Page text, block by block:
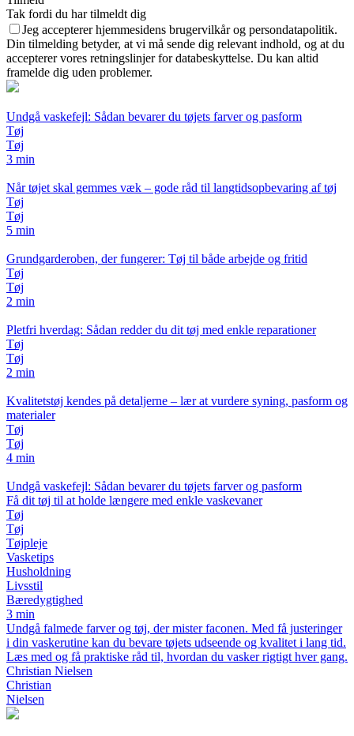
Tak fordi du har tilmeldt dig
Jeg accepterer hjemmesidens brugervilkår og persondatapolitik.
Din tilmelding betyder, at vi må sende dig relevant indhold, og at du
accepterer vores retningslinjer for databeskyttelse. Du kan altid
framelde dig uden problemer.
Undgå vaskefejl: Sådan bevarer du tøjets farver og pasform
Tøj
Tøj
3 min
Når tøjet skal gemmes væk – gode råd til langtidsopbevaring af tøj
Tøj
Tøj
5 min
Grundgarderoben, der fungerer: Tøj til både arbejde og fritid
Tøj
Tøj
2 min
Pletfri hverdag: Sådan redder du dit tøj med enkle reparationer
Tøj
Tøj
2 min
Kvalitetstøj kendes på detaljerne – lær at vurdere syning, pasform og
materialer
Tøj
Tøj
4 min
Undgå vaskefejl: Sådan bevarer du tøjets farver og pasform
Få dit tøj til at holde længere med enkle vaskevaner
Tøj
Tøj
Tøjpleje
Vasketips
Husholdning
Livsstil
Bæredygtighed
3 min
Undgå falmede farver og tøj, der mister faconen. Med få justeringer
i din vaskerutine kan du bevare tøjets udseende og kvalitet i lang tid.
Læs med og få praktiske råd til, hvordan du vasker rigtigt hver gang.
Christian Nielsen
Christian
Nielsen